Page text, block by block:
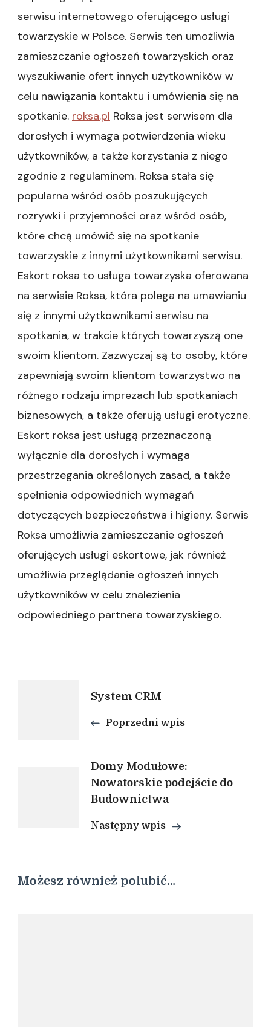
serwisu internetowego oferującego usługi
towarzyskie w Polsce. Serwis ten umożliwia
zamieszczanie ogłoszeń towarzyskich oraz
wyszukiwanie ofert innych użytkowników w
celu nawiązania kontaktu i umówienia się na
spotkanie. roksa.pl Roksa jest serwisem dla
dorosłych i wymaga potwierdzenia wieku
użytkowników, a także korzystania z niego
zgodnie z regulaminem. Roksa stała się
popularna wśród osób poszukujących
rozrywki i przyjemności oraz wśród osób,
które chcą umówić się na spotkanie
towarzyskie z innymi użytkownikami serwisu.
Eskort roksa to usługa towarzyska oferowana
na serwisie Roksa, która polega na umawianiu
się z innymi użytkownikami serwisu na
spotkania, w trakcie których towarzyszą one
swoim klientom. Zazwyczaj są to osoby, które
zapewniają swoim klientom towarzystwo na
różnego rodzaju imprezach lub spotkaniach
biznesowych, a także oferują usługi erotyczne.
Eskort roksa jest usługą przeznaczoną
wyłącznie dla dorosłych i wymaga
przestrzegania określonych zasad, a także
spełnienia odpowiednich wymagań
dotyczących bezpieczeństwa i higieny. Serwis
Roksa umożliwia zamieszczanie ogłoszeń
oferujących usługi eskortowe, jak również
umożliwia przeglądanie ogłoszeń innych
użytkowników w celu znalezienia
odpowiedniego partnera towarzyskiego.
Nawigacja
wpisu
System CRM
Poprzedni wpis
Domy Modułowe:
Nowatorskie podejście do
Budownictwa
Następny wpis
Możesz również polubić…